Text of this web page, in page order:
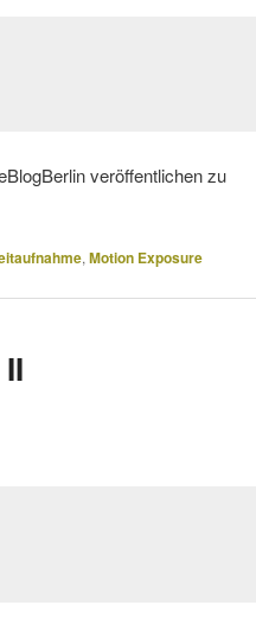
veröffentlichen zu
, Motion Exposure